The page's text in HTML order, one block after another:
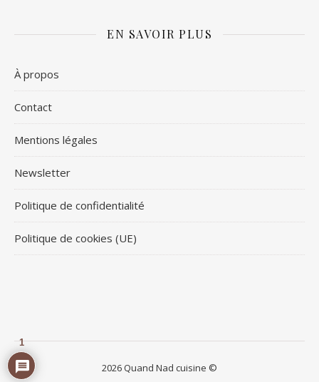
EN SAVOIR PLUS
À propos
Contact
Mentions légales
Newsletter
Politique de confidentialité
Politique de cookies (UE)
2026 Quand Nad cuisine ©
1